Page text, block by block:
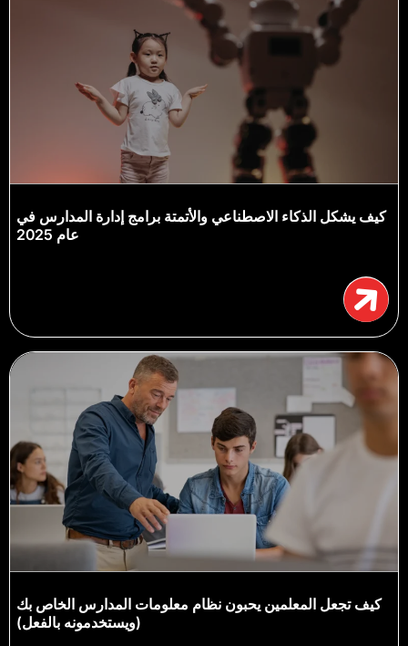
كيف يشكل الذكاء الاصطناعي والأتمتة برامج إدارة المدارس في
عام 2025
كيف تجعل المعلمين يحبون نظام معلومات المدارس الخاص بك
(ويستخدمونه بالفعل)